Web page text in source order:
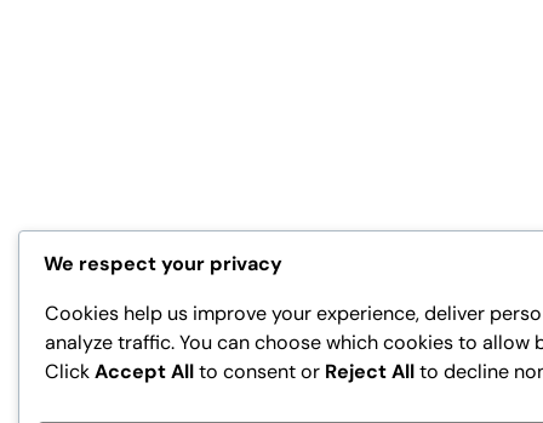
We respect your privacy
Cookies help us improve your experience, deliver
analyze traffic. You can choose which cookies to allow
ClickAccept Allto consent or Reject Allto decline